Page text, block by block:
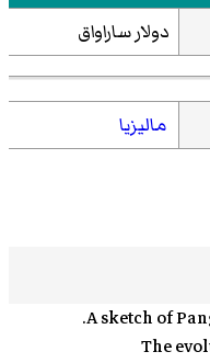
دولار ساراواق
ماليزيا
A sketch of
The